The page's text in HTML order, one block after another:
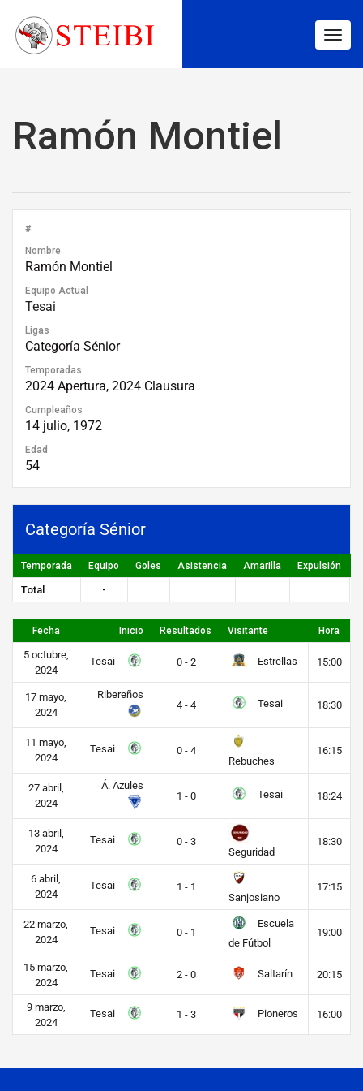
Ramón Montiel
#
Nombre
Ramón Montiel
Equipo Actual
Tesai
Ligas
Categoría Sénior
Temporadas
2024 Apertura, 2024 Clausura
Cumpleaños
14 julio, 1972
Edad
54
Categoría Sénior
Temporada Equipo Goles Asistencia Amarilla Expulsión
Total -
Fecha Inicio Resultados Visitante Hora
5 octubre,
2024
Tesai 0 - 2 Estrellas 15:00
17 mayo,
2024
Ribereños
4 - 4
Tesai 18:30
11 mayo,
2024
Tesai
0 - 4
Rebuches
16:15
27 abril,
2024
Á. Azules
1 - 0
Tesai 18:24
13 abril,
2024
Tesai
0 - 3
Seguridad
18:30
6 abril,
2024
Tesai
1 - 1
Sanjosiano
17:15
22 marzo,
2024
Tesai 0 - 1
Escuela
de Fútbol
19:00
15 marzo,
2024
Tesai 2 - 0 Saltarín 20:15
9 marzo,
2024
Tesai 1 - 3 Pioneros 16:00